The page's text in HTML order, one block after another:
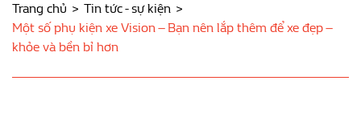
Trang chủ
Tin tức - sự kiện
Một số phụ kiện xe Vision – Bạn nên lắp thêm để xe đẹp –
khỏe và bền bỉ hơn